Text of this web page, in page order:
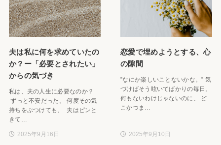
夫は私に何を求めていたの
か？ー「必要とされたい」
からの気づき
私は、夫の人生に必要なのか？
ずっと不安だった。 何度その気
持ちをぶつけても、 夫はピンと
きて…
2025年9月16日
恋愛で埋めようとする、心
の隙間
”なにか楽しいことないかな。” 気
づけばそう呟いてばかりの毎日。
何もないわけじゃないのに、 ど
こかつま…
2025年9月10日